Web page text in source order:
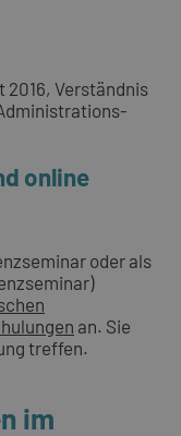
2016, Verständnis
online
oder als
an. Sie
treffen.
im